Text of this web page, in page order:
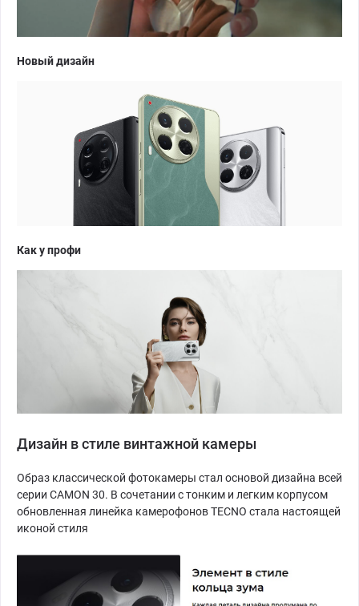
Новый дизайн
Как у профи
Дизайн в стиле винтажной камеры
Образ классической фотокамеры стал основой дизайна всей
серии CAMON 30. В сочетании с тонким и легким корпусом
обновленная линейка камерофонов TECNO стала настоящей
иконой стиля